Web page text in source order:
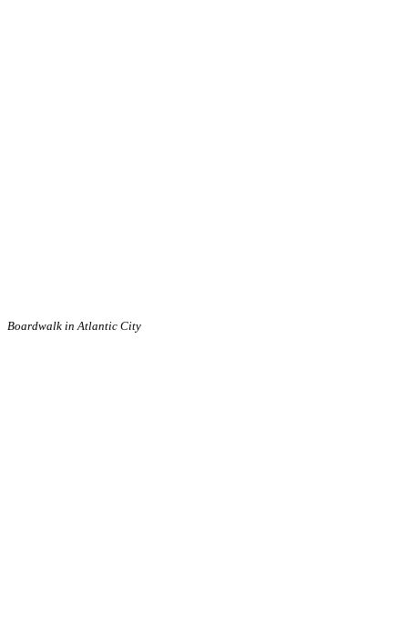
Boardwalk in Atlantic City